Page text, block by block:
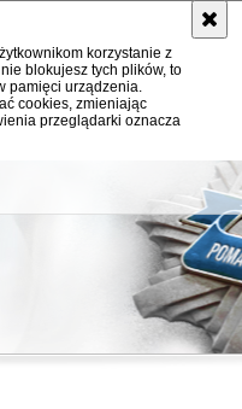
korzystanie z
blokujesz tych plików, to
pamięci urządzenia.
cookies, zmieniając
przeglądarki oznacza